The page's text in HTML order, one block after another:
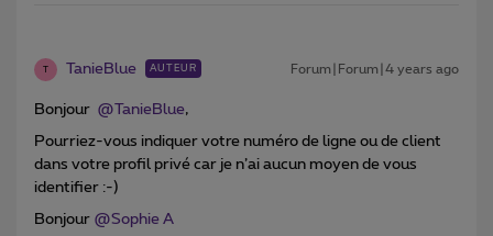
T TanieBlue AUTEUR Forum|Forum|4 years ago
Bonjour @TanieBlue,
Pourriez-vous indiquer votre numéro de ligne ou de client
dans votre profil privé car je n’ai aucun moyen de vous
identifier :-)
Bonjour @Sophie A